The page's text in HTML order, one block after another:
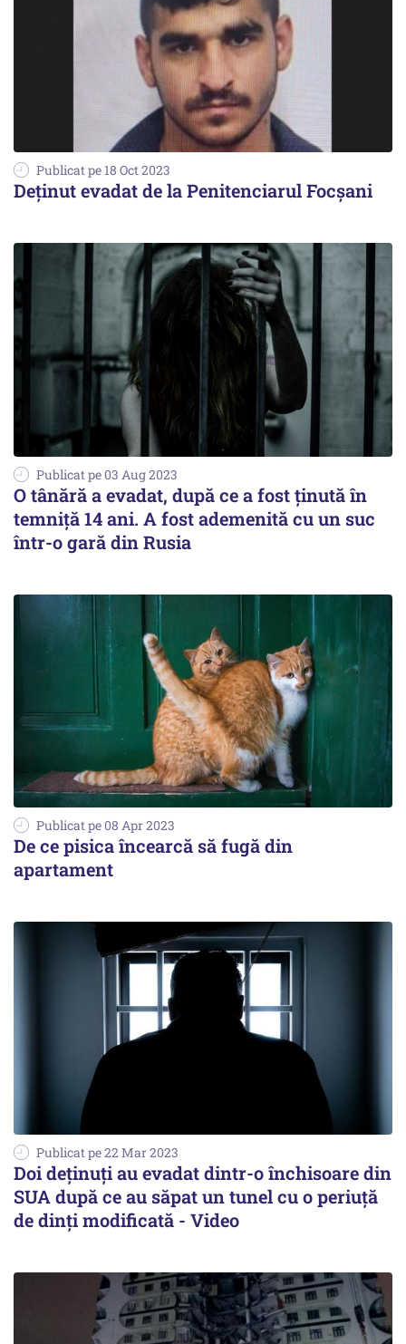
Publicat pe 18 Oct 2023
Deținut evadat de la Penitenciarul Focșani
Publicat pe 03 Aug 2023
O tânără a evadat, după ce a fost ţinută în
temniţă 14 ani. A fost ademenită cu un suc
într-o gară din Rusia
Publicat pe 08 Apr 2023
De ce pisica încearcă să fugă din
apartament
Publicat pe 22 Mar 2023
Doi deţinuţi au evadat dintr-o închisoare din
SUA după ce au săpat un tunel cu o periuţă
de dinţi modificată - Video